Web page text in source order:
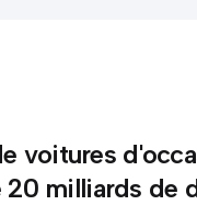
voitures
milliards de